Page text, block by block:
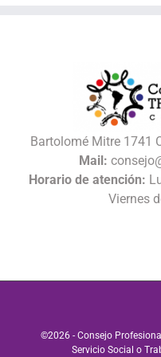
Bartolomé Mitre 1741
Mail:
Horario de atención:
Viernes
©2026 - Consejo
Servicio Social o